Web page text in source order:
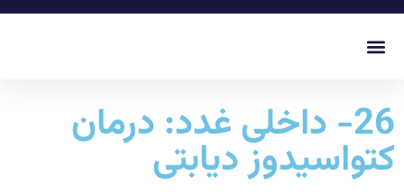
26- داخلی غدد: درمان
کتواسیدوز دیابتی